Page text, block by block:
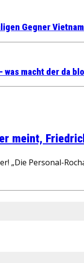
Gegner
macht der da
meint,
„Die Personal-